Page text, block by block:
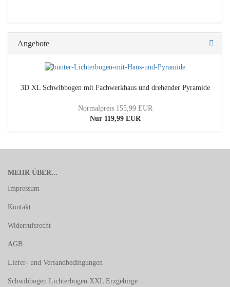
Angebote
3D XL Schwibbogen mit Fachwerkhaus und drehender Pyramide
Normalpreis 155,99 EUR
Nur 119,99 EUR
MEHR ÜBER...
Impressum
Kontakt
Widerrufsrecht
AGB
Liefer- und Versandbedingungen
Schwibbogen Lichterbogen XXL Erzgebirge